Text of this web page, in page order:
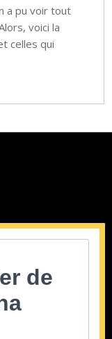
a pu voir tout
voici la
celles qui
de